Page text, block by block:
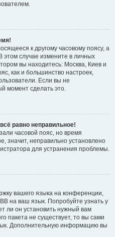
к другому часовому поясу, а
этом случае измените в личных
вы находитесь: Москва, Киев и
как и большинство настроек,
Если вы не
момент сделать это.
равно неправильное!
часовой пояс, но время
значит, неправильно установлено
для устранения проблемы.
вашего языка на конференции,
на ваш язык. Попробуйте узнать у
ли он установить нужный вам
пакета не существует, то вы сами
Дополнительную информацию вы